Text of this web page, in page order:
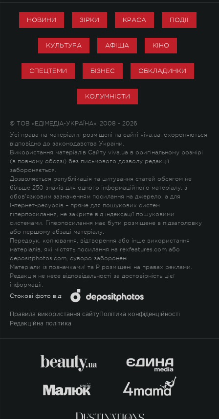
НОВИНИ ЗІРКИ КРАСА ПОДІЇ
КУЛЬТУРА АФІША КІНО
СПЕЦТЕМИ БІЗНЕС ОБКЛАДИНКИ
КОЛУМНІСТИ
© ТОВ «ЕДІМЕДІА-УКРАЇНА», 2008 - 2026
Усі права на матеріали, розміщені на сайті viva.ua, охороняються
відповідно до законодавства України.
Використання матеріалів Сайту viva.ua в оригінальному розмірі
(в повному обсязі) без письмового дозволу редакції
забороняється.
Дозволяється републікація та цитування статей обсягом не
більше 250 знаків для одного інформаційного матеріалу, з
обов'язковим зазначенням посилання на джерело, а для
Інтернет-ресурсів – пряме для пошукових систем
гіперпосилання, не закрите від індексації пошуковими
системами. Гіперпосилання має бути розміщене в підзаголовку
або першому абзаці матеріалу.
Передрук, копіювання, відтворення або інше використання
матеріалів, які містять посилання на rexfeatures.com або
depositphotos.com, суворо заборонені.
Матеріали із позначками! та P розміщені на правах реклами.
Редакція не несе відповідальності за достовірність цієї
інформації.
Стокові фото від:
Правила використання сайту Політика конфіденційності
Редакційна політика